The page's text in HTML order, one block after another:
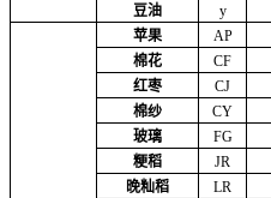
豆油
y
苹果 AP
棉花
CF
红枣
CJ
棉纱
CY
玻璃
FG
粳稻
JR
晚籼稻
LR